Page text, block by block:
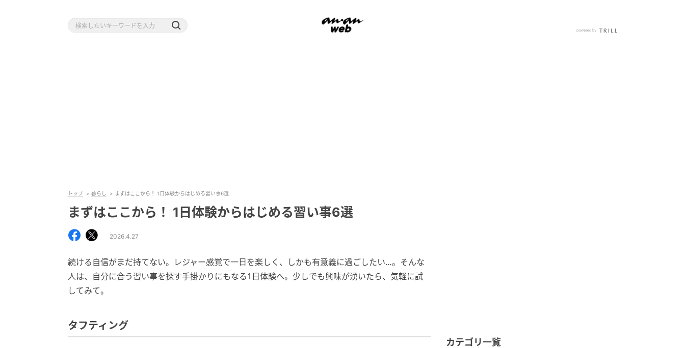
トップ 暮らし まずはここから！ 1日体験からはじめる習い事6選
まずはここから！ 1日体験からはじめる習い事6選
2026.4.27
続ける自信がまだ持てない。レジャー感覚で一日を楽しく、しかも有意義に過ごしたい…。そんな
人は、自分に合う習い事を探す手掛かりにもなる1日体験へ。少しでも興味が湧いたら、気軽に試
してみて。
タフティング
カテゴリ一覧